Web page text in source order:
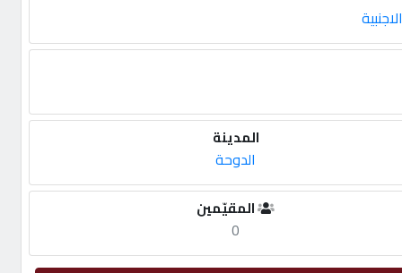
المدينة
الدوحة
المقيّمين
0